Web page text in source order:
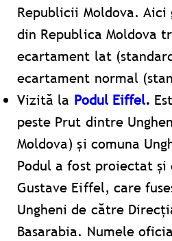
Republicii Moldova.
din Republica Moldova
ecartament lat
ecartament normal
Vizită la Podul Eiffel.
peste Prut dintre
Moldova) și comuna
Podul a fost proiectat
Gustave Eiffel, care
Ungheni de către
Basarabia. Numele